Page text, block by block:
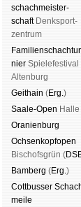
schach­meis­ter­
schaftDenk­sport­
zen­trum
nier Spiele­fes­ti­val
Al­ten­burg
Geit­hain (Erg.)
Saale-Open Halle
Oranien­burg
Och­sen­kopf­open
Bischofs­grün (
Bam­berg (Erg.)
Cott­busser
meile